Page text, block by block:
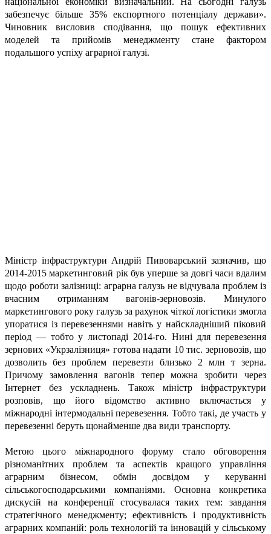
забезпечує більше 35% експортного потенціалу держави».
Чиновник висловив сподівання, що пошук ефективних
моделей та прийомів менеджменту стане фактором
подальшого успіху аграрної галузі.
Міністр інфраструктури Андрій Пивоварський зазначив, що
2014-2015 маркетинговий рік був уперше за довгі часи вдалим
щодо роботи залізниці: аграрна галузь не відчувала проблем із
вчасним отриманням вагонів-зерновозів. Минулого
маркетингового року галузь за рахунок чіткої логістики змогла
упоратися із перевезеннями навіть у найскладніший піковий
період — тобто у листопаді 2014-го. Нині для перевезення
зернових «Укрзалізниця» готова надати 10 тис. зерновозів, що
дозволить без проблем перевезти близько 2 млн т зерна.
Причому замовлення вагонів тепер можна зробити через
Інтернет без ускладнень. Також міністр інфраструктури
розповів, що його відомство активно включається у
міжнародні інтермодальні перевезення. Тобто такі, де участь у
перевезенні беруть щонайменше два види транспорту.
Метою цього міжнародного форуму стало обговорення
різноманітних проблем та аспектів кращого управління
аграрним бізнесом, обмін досвідом у керуванні
сільськогосподарськими компаніями. Основна конкретика
дискусій на конференції стосувалася таких тем: завдання
стратегічного менеджменту; ефективність і продуктивність
аграрних компаній: роль технологій та інновацій у сільському